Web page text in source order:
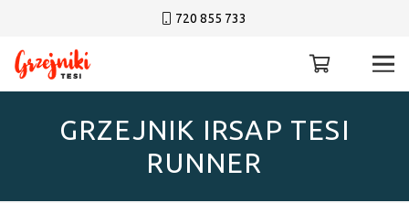
720 855 733
GRZEJNIK IRSAP TESI
RUNNER